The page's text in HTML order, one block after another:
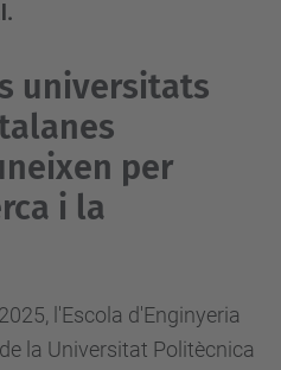
universitats
per
i la
l'Escola d'Enginyeria
la Universitat Politècnica